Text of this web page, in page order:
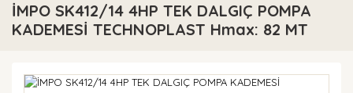
İMPO SK412/14 4HP TEK DALGIÇ POMPA
KADEMESİ TECHNOPLAST Hmax: 82 MT